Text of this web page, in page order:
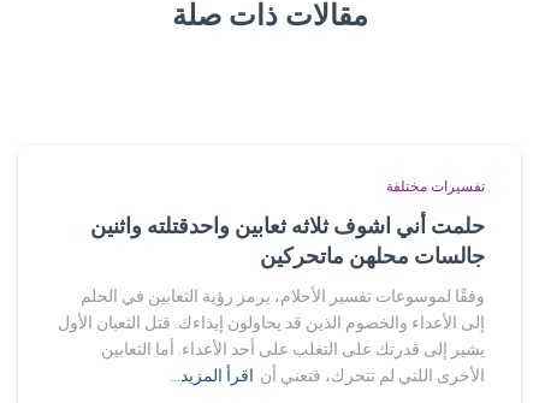
مقالات ذات صلة
تفسيرات مختلفة
حلمت أني اشوف ثلاثه ثعابين واحدقتلته واثنين
جالسات محلهن ماتحركين
وفقًا لموسوعات تفسير الأحلام، يرمز رؤية الثعابين في الحلم
إلى الأعداء والخصوم الذين قد يحاولون إيذاءك. قتل الثعبان الأول
يشير إلى قدرتك على التغلب على أحد الأعداء. أما الثعابين
الأخرى اللتي لم تتحرك، فتعني أن اقرأ المزيد…